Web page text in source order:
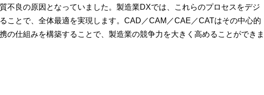
不良の原因となっていました。製造業DXでは、これらのプロセスをデジ
ことで、全体最適を実現します。CAD／CAM／CAE／CATはその中心的
の仕組みを構築することで、製造業の競争力を大きく高めることができま